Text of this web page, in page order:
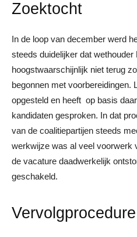
Zoektocht
In de loop van december werd
steeds duidelijker dat wethouder
hoogstwaarschijnlijk niet terug
begonnen met voorbereidingen.
opgesteld en heeft op basis
kandidaten gesproken. In dat
van de coalitiepartijen steeds
werkwijze was al veel voorwerk
de vacature daadwerkelijk
geschakeld.
Vervolgprocedure